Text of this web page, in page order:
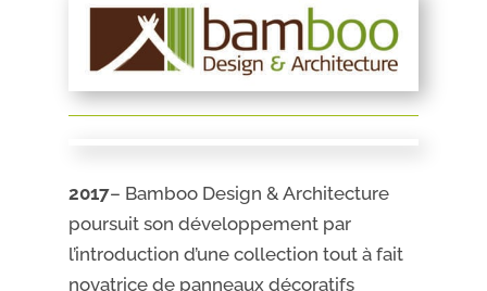
2017– Bamboo Design & Architecture
poursuit son développement par
l’introduction d’une collection tout à fait
novatrice de panneaux décoratifs